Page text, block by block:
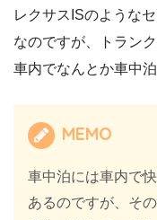
レクサスISのような
なのですが、トラン
車内でなんとか車中
MEMO
車中泊には車内で
あるのですが、そ